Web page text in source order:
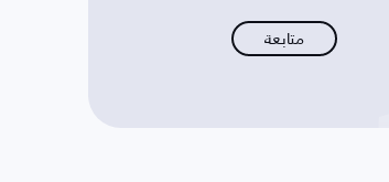
متابعة